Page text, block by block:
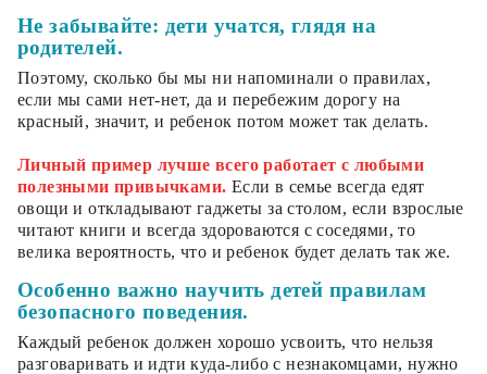
Не забывайте: дети учатся, глядя на
родителей.
Поэтому, сколько бы мы ни напоминали о правилах,
если мы сами нет-нет, да и перебежим дорогу на
красный, значит, и ребенок потом может так делать.
Личный пример лучше всего работает с любыми
полезными привычками. Если в семье всегда едят
овощи и откладывают гаджеты за столом, если взрослые
читают книги и всегда здороваются с соседями, то
велика вероятность, что и ребенок будет делать так же.
Особенно важно научить детей правилам
безопасного поведения.
Каждый ребенок должен хорошо усвоить, что нельзя
разговаривать и идти куда-либо с незнакомцами, нужно